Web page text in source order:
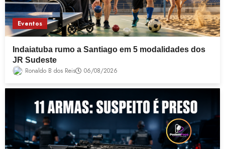
Eventos
Indaiatuba rumo a Santiago em 5 modalidades dos
JR Sudeste
Ronaldo B dos Reis 06/08/2026